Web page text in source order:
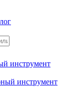
инструмент
инструмент